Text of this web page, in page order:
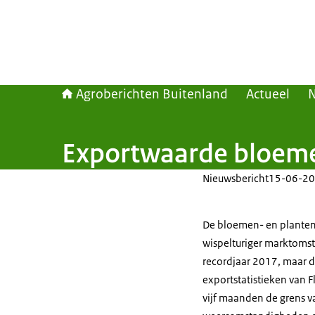
Agroberichten Buitenland Actueel
Exportwaarde
Nieuwsbericht15-06-
De bloemen- en
wispelturiger
recordjaar 2017, maar
exportstatistieken van
vijf maanden de grens